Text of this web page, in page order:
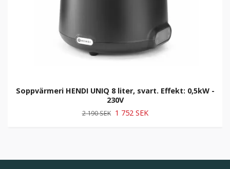
Soppvärmeri HENDI UNIQ 8 liter, svart. Effekt: 0,5kW -
230V
2 190 SEK 1 752 SEK